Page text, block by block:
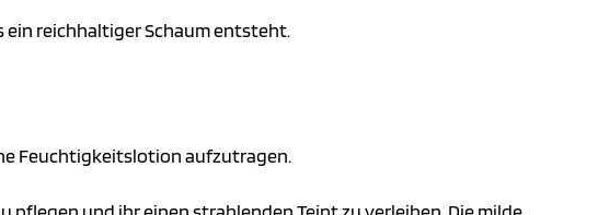
ein reichhaltiger Schaum entsteht.
Feuchtigkeitslotion aufzutragen.